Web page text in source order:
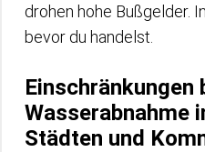
drohen hohe Bußgelder.
bevor du handelst.
Einschränkungen
Wasserabnahme
Städten und